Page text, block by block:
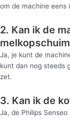
om de machine eens
2. Kan ik de
Ja, je kunt de
kunt dan nog steeds
zet.
3. Kan ik de
Ja, de Philips